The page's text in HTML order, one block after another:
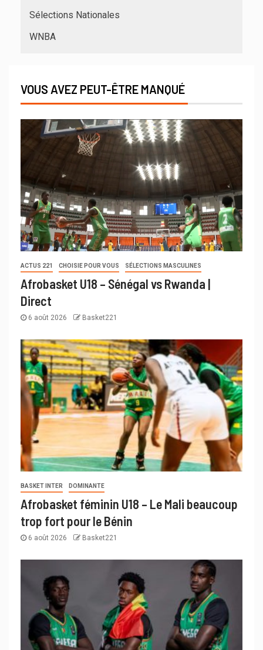
Sélections Nationales
WNBA
VOUS AVEZ PEUT-ÊTRE MANQUÉ
ACTUS 221 CHOISIE POUR VOUS SÉLECTIONS MASCULINES
Afrobasket U18 – Sénégal vs Rwanda |
Direct
6 août 2026 Basket221
BASKET INTER DOMINANTE
Afrobasket féminin U18 – Le Mali beaucoup
trop fort pour le Bénin
6 août 2026 Basket221